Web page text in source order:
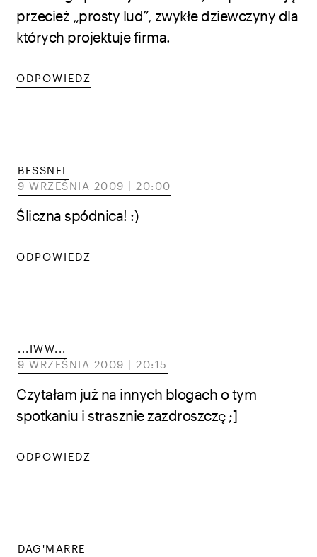
przecież „prosty lud”, zwykłe dziewczyny dla
których projektuje firma.
ODPOWIEDZ
BESSNEL
9 WRZEŚNIA 2009 | 20:00
Śliczna spódnica! :)
ODPOWIEDZ
...IWW...
9 WRZEŚNIA 2009 | 20:15
Czytałam już na innych blogach o tym
spotkaniu i strasznie zazdroszczę ;]
ODPOWIEDZ
DAG'MARRE